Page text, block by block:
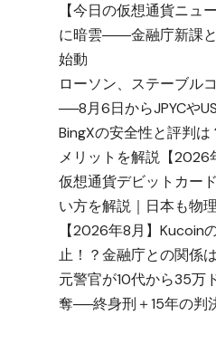
【今日の仮想通貨ニュ
に暗雲――金融庁新課
始動
ローソン、ステーブル
──8月6日からJPYCや
BingXの安全性と評判
メリットを解説【2026
仮想通貨デビットカー
い方を解説｜日本も物
【2026年8月】Kucoin
止！？金融庁との関係
元警官が10代から35万
奪──終身刑＋15年の判